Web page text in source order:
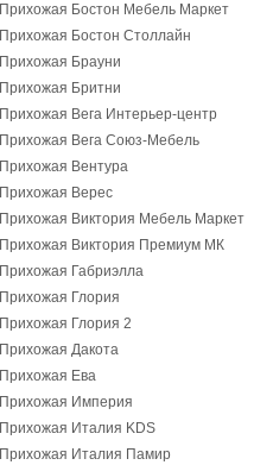
Прихожая Бостон Мебель Маркет
Прихожая Бостон Столлайн
Прихожая Брауни
Прихожая Бритни
Прихожая Вега Интерьер-центр
Прихожая Вега Союз-Мебель
Прихожая Вентура
Прихожая Верес
Прихожая Виктория Мебель Маркет
Прихожая Виктория Премиум МК
Прихожая Габриэлла
Прихожая Глория
Прихожая Глория 2
Прихожая Дакота
Прихожая Ева
Прихожая Империя
Прихожая Италия KDS
Прихожая Италия Памир